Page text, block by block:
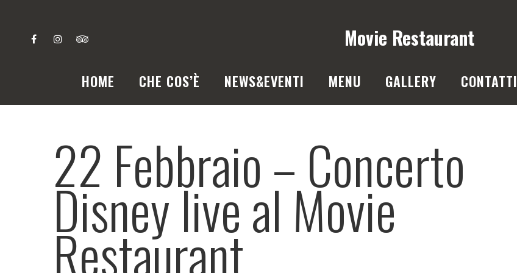
Movie Restaurant
HOME CHE COS’È NEWS&EVENTI MENU GALLERY CONTATTI
22 Febbraio – Concerto
Disney live al Movie
Restaurant